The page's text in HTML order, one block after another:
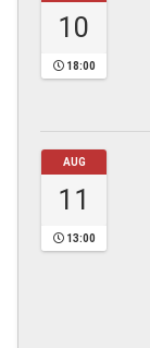
10
18:00
AUG
11
13:00